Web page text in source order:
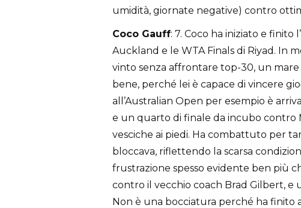
umidità, giornate negative) contro
Coco Gauff: 7. Coco ha iniziato e finito
Auckland e le WTA Finals di Riyad. In
vinto senza affrontare top-30, un
bene, perché lei è capace di vincere
all’Australian Open per esempio è
e un quarto di finale da incubo contro
vesciche ai piedi. Ha combattuto per
bloccava, riflettendo la scarsa
frustrazione spesso evidente ben più
contro il vecchio coach Brad Gilbert, e
Non è una bocciatura perché ha